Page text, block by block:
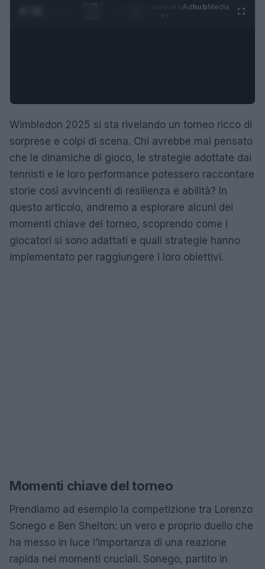
0:29 /
AdhubMedia
Wimbledon 2025 si sta rivelando un torneo ricco di
sorprese e colpi di scena. Chi avrebbe mai pensato
che le dinamiche di gioco, le strategie adottate dai
tennisti e le loro performance potessero raccontare
storie così avvincenti di resilienza e abilità? In
questo articolo, andremo a esplorare alcuni dei
momenti chiave del torneo, scoprendo come i
giocatori si sono adattati e quali strategie hanno
implementato per raggiungere i loro obiettivi.
Momenti chiave del torneo
Prendiamo ad esempio la competizione tra Lorenzo
Sonego e Ben Shelton: un vero e proprio duello che
ha messo in luce l’importanza di una reazione
rapida nei momenti cruciali. Sonego, partito in